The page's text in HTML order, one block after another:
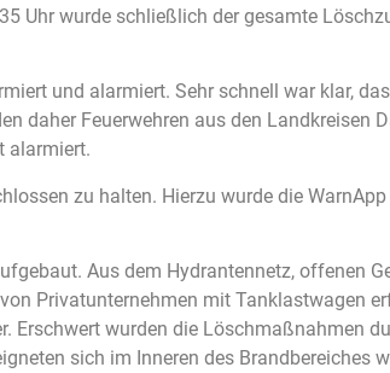
Uhr wurde schließlich der gesamte
und alarmiert. Sehr schnell war klar,
daher Feuerwehren aus den Landkreisen
alarmiert.
zu halten. Hierzu wurde die WarnApp
Aus dem Hydrantennetz, offenen
Privatunternehmen mit Tanklastwagen
Erschwert wurden die Löschmaßnahmen
sich im Inneren des Brandbereiches